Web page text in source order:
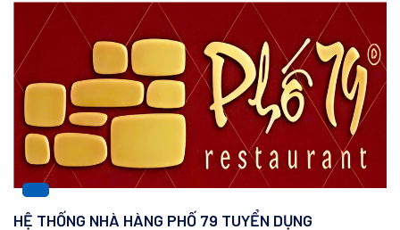
HỆ THỐNG NHÀ HÀNG PHỐ 79 TUYỂN DỤNG